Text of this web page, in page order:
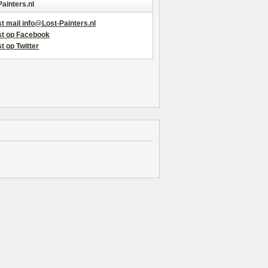
mail info@Lost-Painters.nl
op Facebook
op Twitter